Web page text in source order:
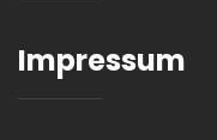
Impressum